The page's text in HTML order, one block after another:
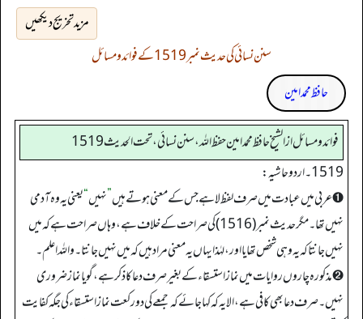
مزید تخریج دیکھیں
سنن نسائی کی حدیث نمبر 1519 کے فوائد و مسائل
حافظ محمد امین
فوائد ومسائل از الشيخ حافظ محمد امين حفظ الله، سنن نسائي، تحت الحديث 1519
1519۔ اردو حاشیہ:
➊ عربی میں عبادت میں صرف لفظ لا ہے جس کے معنی ہوتے ہیں”نہیں“یعنی یہ وہ آدمی
نہیں تھا۔ مگر حدیث نمبر (1516) کی صراحت کے خلاف ہے، وہاں صراحت ہے کہ میں
نہیں جانتاکہ یہ وہی شخص تھا یا اور، لہٰذا یہاں یہ معنی مراد ہیں کہ میں نہیں جانتا۔ واللہ اعلم۔
➋ مذکورہ چاروں روایات میں نمازاستسقاء کے بغیر صرف دعا کا ذکر ہے، گویا نماز ضروری
نہیں۔ صرف دعا بھی کافی ہے، الایہ کہ کہا جائے کہ جمعے کی دو رکعت نماز استسقاء کی جگہ کفایت